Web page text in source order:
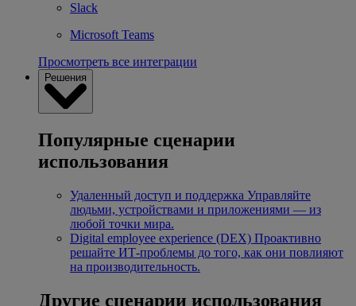
Slack
Microsoft Teams
Просмотреть все интеграции
Решения
Популярные сценарии
использования
Удаленный доступ и поддержка Управляйте
людьми, устройствами и приложениями — из
любой точки мира.
Digital employee experience (DEX) Проактивно
решайте ИТ-проблемы до того, как они повлияют
на производительность.
Другие сценарии использования